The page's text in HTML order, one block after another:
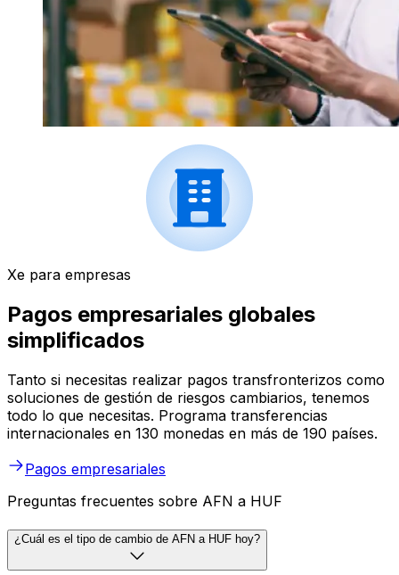
Xe para empresas
Pagos empresariales globales
simplificados
Tanto si necesitas realizar pagos transfronterizos como
soluciones de gestión de riesgos cambiarios, tenemos
todo lo que necesitas. Programa transferencias
internacionales en 130 monedas en más de 190 países.
Pagos empresariales
Preguntas frecuentes sobre AFN a HUF
¿Cuál es el tipo de cambio de AFN a HUF hoy?